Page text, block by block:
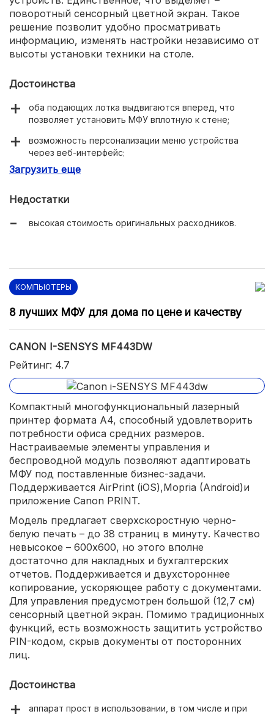
поворотный сенсорный цветной экран. Такое
решение позволит удобно просматривать
информацию, изменять настройки независимо от
высоты установки техники на столе.
Достоинства
оба подающих лотка выдвигаются вперед, что
позволяет установить МФУ вплотную к стене;
возможность персонализации меню устройства
через веб-интерфейс;
одно- или двухстороннее копирование;
Загрузить еще
Недостатки
высокая стоимость оригинальных расходников.
КОМПЬЮТЕРЫ
8 лучших МФУ для дома по цене и качеству
CANON I-SENSYS MF443DW
Рейтинг: 4.7
Компактный многофункциональный лазерный
принтер формата А4, способный удовлетворить
потребности офиса средних размеров.
Настраиваемые элементы управления и
беспроводной модуль позволяют адаптировать
МФУ под поставленные бизнес-задачи.
Поддерживается AirPrint (iOS),Mopria (Android)и
приложение Canon PRINT.
Модель предлагает сверхскоростную черно-
белую печать – до 38 страниц в минуту. Качество
невысокое – 600х600, но этого вполне
достаточно для накладных и бухгалтерских
отчетов. Поддерживается и двухстороннее
копирование, ускоряющее работу с документами.
Для управления предусмотрен большой (12,7 см)
сенсорный цветной экран. Помимо традиционных
функций, есть возможность защитить устройство
PIN-кодом, скрыв документы от посторонних
лиц.
Достоинства
аппарат прост в использовании, в том числе и при